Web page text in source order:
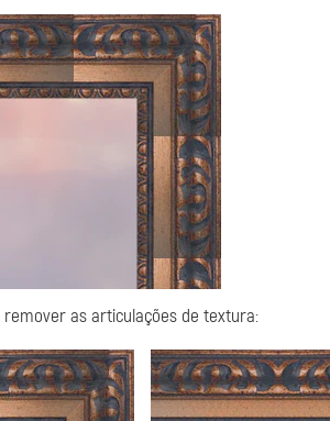
as articulações de textura: